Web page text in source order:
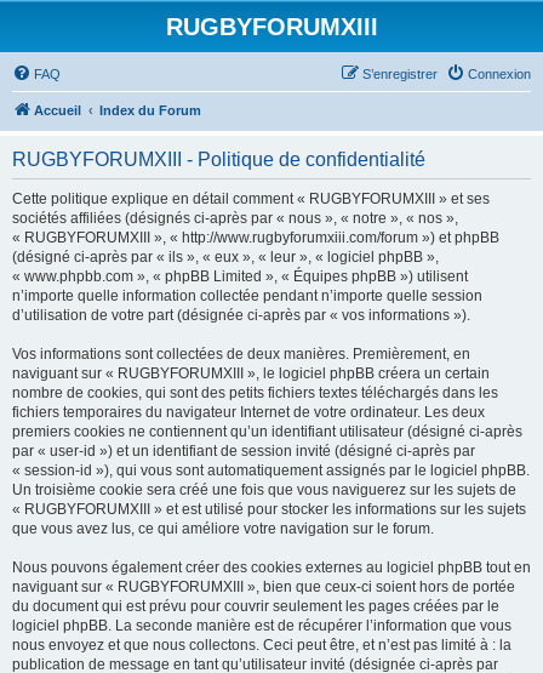
RUGBYFORUMXIII
FAQ Connexion
S’enregistrer
Accueil Index du Forum
RUGBYFORUMXIII - Politique de confidentialité
Cette politique explique en détail comment « RUGBYFORUMXIII » et ses
sociétés affiliées (désignés ci-après par « nous », « notre », « nos »,
« RUGBYFORUMXIII », « http://www.rugbyforumxiii.com/forum ») et phpBB
(désigné ci-après par « ils », « eux », « leur », « logiciel phpBB »,
« www.phpbb.com », « phpBB Limited », « Équipes phpBB ») utilisent
n’importe quelle information collectée pendant n’importe quelle session
d’utilisation de votre part (désignée ci-après par « vos informations »).
Vos informations sont collectées de deux manières. Premièrement, en
naviguant sur « RUGBYFORUMXIII », le logiciel phpBB créera un certain
nombre de cookies, qui sont des petits fichiers textes téléchargés dans les
fichiers temporaires du navigateur Internet de votre ordinateur. Les deux
premiers cookies ne contiennent qu’un identifiant utilisateur (désigné ci-après
par « user-id ») et un identifiant de session invité (désigné ci-après par
« session-id »), qui vous sont automatiquement assignés par le logiciel phpBB.
Un troisième cookie sera créé une fois que vous naviguerez sur les sujets de
« RUGBYFORUMXIII » et est utilisé pour stocker les informations sur les sujets
que vous avez lus, ce qui améliore votre navigation sur le forum.
Nous pouvons également créer des cookies externes au logiciel phpBB tout en
naviguant sur « RUGBYFORUMXIII », bien que ceux-ci soient hors de portée
du document qui est prévu pour couvrir seulement les pages créées par le
logiciel phpBB. La seconde manière est de récupérer l’information que vous
nous envoyez et que nous collectons. Ceci peut être, et n’est pas limité à : la
publication de message en tant qu’utilisateur invité (désignée ci-après par